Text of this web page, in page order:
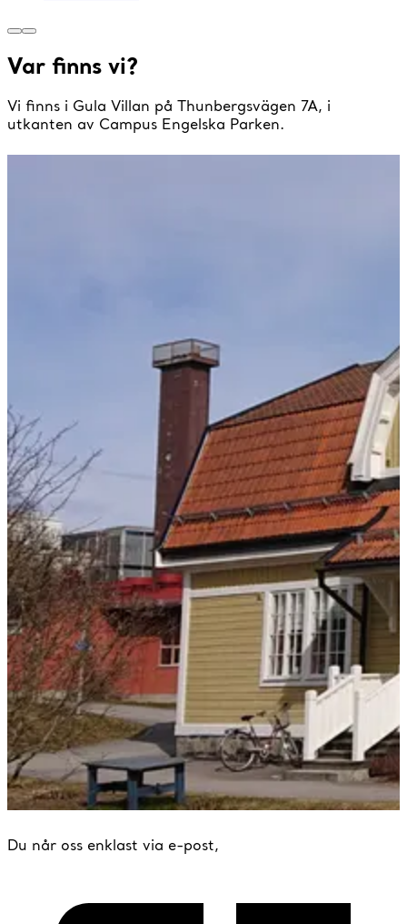
Var finns vi?
Vi finns i Gula Villan på Thunbergsvägen 7A, i
utkanten av Campus Engelska Parken.
Du når oss enklast via e-post,